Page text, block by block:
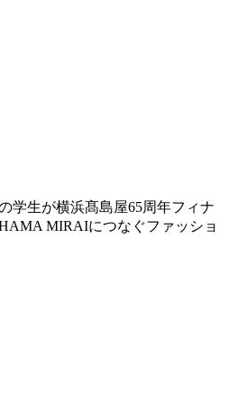
学生が横浜髙島屋65周年フィナ
MIRAIにつなぐファッショ